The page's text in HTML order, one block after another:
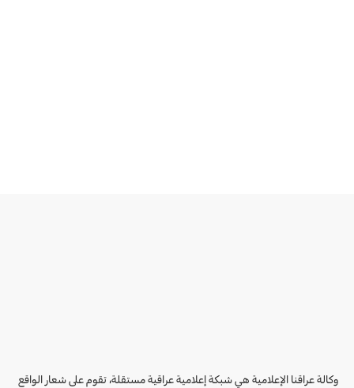
وكالة عراقنا الإعلامية هي شبكة إعلامية عراقية مستقلة، تقوم على شعار الواقع